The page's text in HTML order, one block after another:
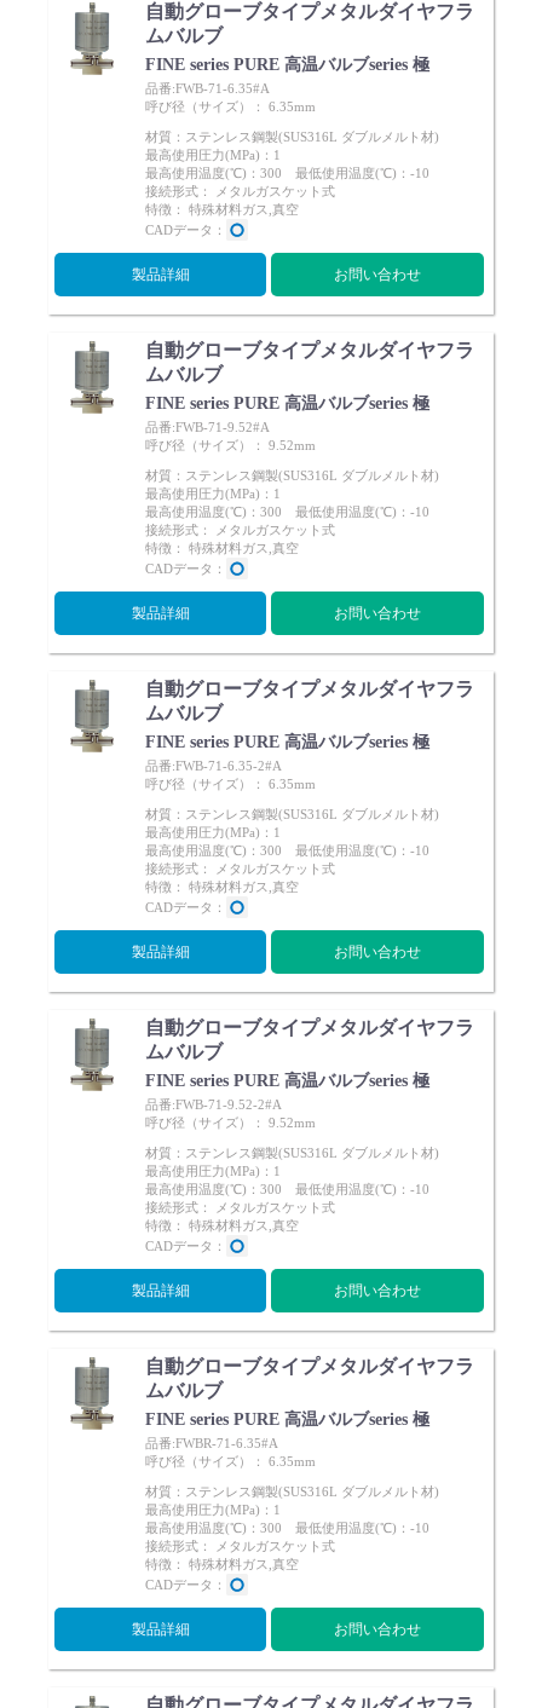
自動グローブタイプメタルダイヤフラ
ムバルブ
FINE series PURE 高温バルブseries 極
品番:FWB-71-6.35#A
呼び径（サイズ）： 6.35mm
材質：ステンレス鋼製(SUS316L ダブルメルト材)
最高使用圧力(MPa)：1
最高使用温度(℃)：300 最低使用温度(℃)：-10
接続形式： メタルガスケット式
特徴： 特殊材料ガス,真空
CADデータ：
製品詳細 お問い合わせ
自動グローブタイプメタルダイヤフラ
ムバルブ
FINE series PURE 高温バルブseries 極
品番:FWB-71-9.52#A
呼び径（サイズ）： 9.52mm
材質：ステンレス鋼製(SUS316L ダブルメルト材)
最高使用圧力(MPa)：1
最高使用温度(℃)：300 最低使用温度(℃)：-10
接続形式： メタルガスケット式
特徴： 特殊材料ガス,真空
CADデータ：
製品詳細 お問い合わせ
自動グローブタイプメタルダイヤフラ
ムバルブ
FINE series PURE 高温バルブseries 極
品番:FWB-71-6.35-2#A
呼び径（サイズ）： 6.35mm
材質：ステンレス鋼製(SUS316L ダブルメルト材)
最高使用圧力(MPa)：1
最高使用温度(℃)：300 最低使用温度(℃)：-10
接続形式： メタルガスケット式
特徴： 特殊材料ガス,真空
CADデータ：
製品詳細 お問い合わせ
自動グローブタイプメタルダイヤフラ
ムバルブ
FINE series PURE 高温バルブseries 極
品番:FWB-71-9.52-2#A
呼び径（サイズ）： 9.52mm
材質：ステンレス鋼製(SUS316L ダブルメルト材)
最高使用圧力(MPa)：1
最高使用温度(℃)：300 最低使用温度(℃)：-10
接続形式： メタルガスケット式
特徴： 特殊材料ガス,真空
CADデータ：
製品詳細 お問い合わせ
自動グローブタイプメタルダイヤフラ
ムバルブ
FINE series PURE 高温バルブseries 極
品番:FWBR-71-6.35#A
呼び径（サイズ）： 6.35mm
材質：ステンレス鋼製(SUS316L ダブルメルト材)
最高使用圧力(MPa)：1
最高使用温度(℃)：300 最低使用温度(℃)：-10
接続形式： メタルガスケット式
特徴： 特殊材料ガス,真空
CADデータ：
製品詳細 お問い合わせ